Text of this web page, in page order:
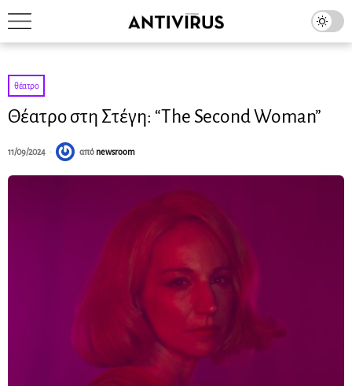
θέατρο
Θέατρο στη Στέγη: “The Second Woman”
11/09/2024 από newsroom